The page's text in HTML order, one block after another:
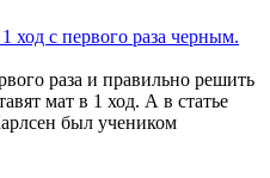
раза и правильно решить
мат в 1 ход. А в статье
был учеником